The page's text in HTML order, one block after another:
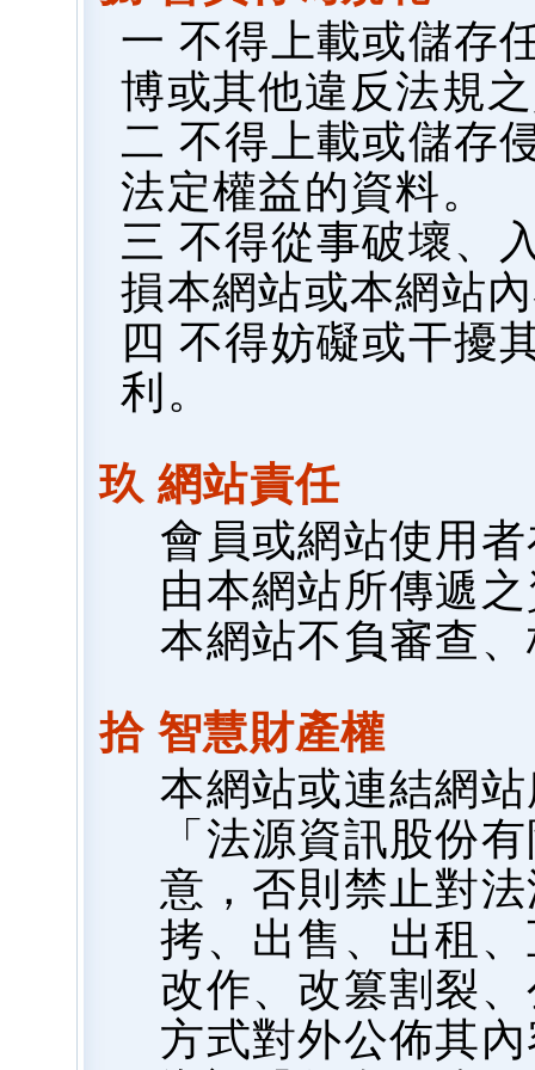
一 不得上載或儲存
博或其他違反法規
二 不得上載或儲存
法定權益的資料。
三 不得從事破壞、
損本網站或本網站
四 不得妨礙或干擾
利。
玖 網站責任
會員或網站使用
由本網站所傳遞
本網站不負審查
拾 智慧財產權
本網站或連結網
「法源資訊股份
意，否則禁止對
拷、出售、出租
改作、改篡割裂
方式對外公佈其